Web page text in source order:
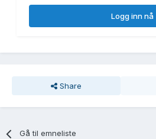
Logg inn nå
Share
Gå til emneliste